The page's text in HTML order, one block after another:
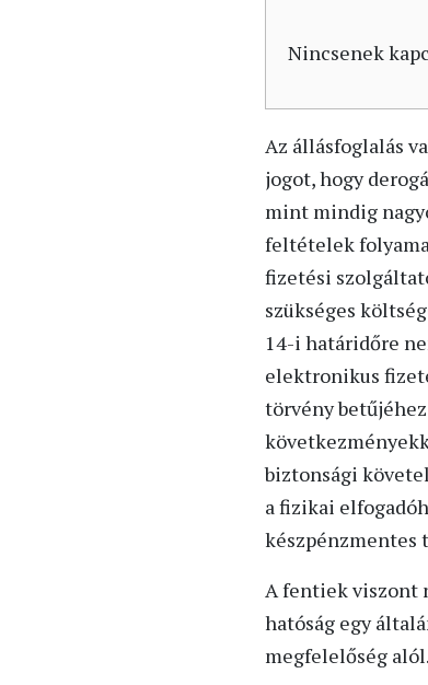
Nincsenek
Az állásfoglalás
jogot, hogy
mint mindig
feltételek
fizetési
szükséges
14-i határidőre
elektronikus
törvény
biztonsági
a fizikai
készpénzmentes
A fentiek viszont
hatóság egy
megfelelőség alól.